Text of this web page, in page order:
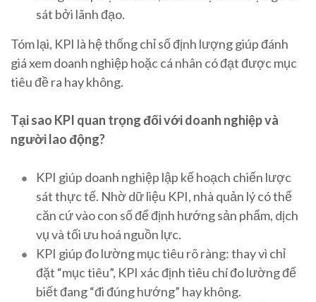
sát bởi lãnh đạo.
Tóm lại, KPI là hệ thống chỉ số định lượng giúp đánh
giá xem doanh nghiệp hoặc cá nhân có đạt được mục
tiêu đề ra hay không.
Tại sao KPI quan trọng đối với doanh nghiệp và
người lao động?
KPI giúp doanh nghiệp lập kế hoạch chiến lược
sát thực tế. Nhờ dữ liệu KPI, nhà quản lý có thể
căn cứ vào con số để định hướng sản phẩm, dịch
vụ và tối ưu hoá nguồn lực.
KPI giúp đo lường mục tiêu rõ ràng: thay vì chỉ
đặt “mục tiêu”, KPI xác định tiêu chí đo lường để
biết đang “đi đúng hướng” hay không.